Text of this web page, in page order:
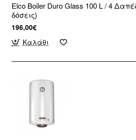
Elco Boiler Duro Glass 100 L / 4
δόσεις)
196,00€
Καλάθι